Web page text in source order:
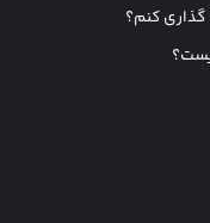
گذاری کنم؟